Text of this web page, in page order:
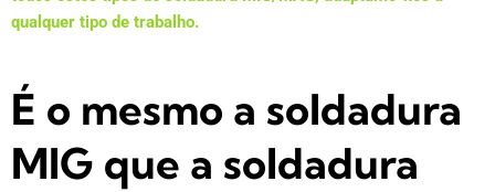
qualquer tipo de trabalho.
É o mesmo a soldadura
MIG que a soldadura